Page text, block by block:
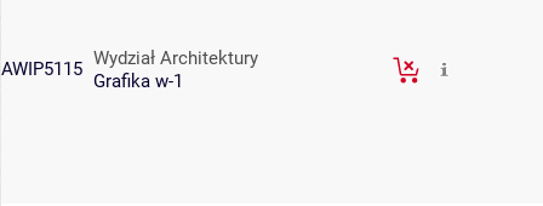
AWIP5115 Wydział Architektury
Grafika w-1